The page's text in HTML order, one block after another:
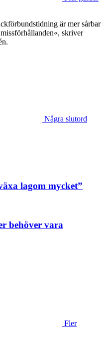
är mer sårbar
skriver
Några slutord
lagom mycket”
behöver vara
Fler